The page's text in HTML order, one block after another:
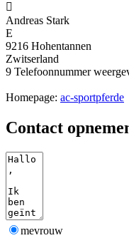

Andreas Stark
E
9216 Hohentannen
Zwitserland
9 Telefoonnummer
Homepage: ac-sportpferde
Contact
mevrouw